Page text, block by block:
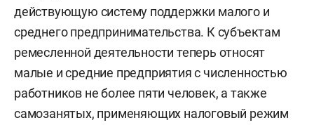
действующую систему поддержки малого и
среднего предпринимательства. К субъектам
ремесленной деятельности теперь относят
малые и средние предприятия с численностью
работников не более пяти человек, а также
самозанятых, применяющих налоговый режим